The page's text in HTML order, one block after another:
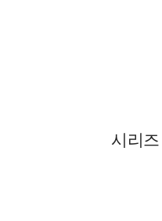
시리즈